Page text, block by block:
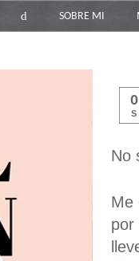
d SOBRE MI
No
Me
por